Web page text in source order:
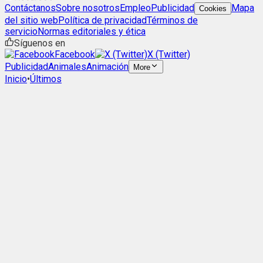
ContáctanosSobre nosotrosEmpleoPublicidad Cookies
Mapa
del sitio webPolítica de privacidadTérminos de
servicioNormas editoriales y ética
Síguenos en
Facebook
X (Twitter)
PublicidadAnimalesAnimación More
Inicio•Últimos